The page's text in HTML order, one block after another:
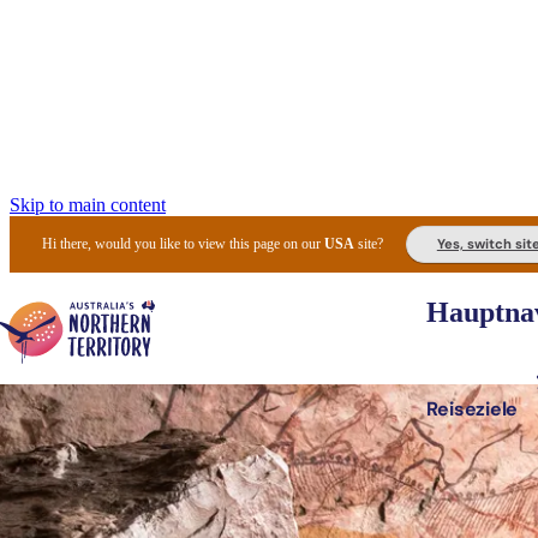
Skip to main content
Hi there, would you like to view this page on ourUSA site? Yes, switch
Reiseziele